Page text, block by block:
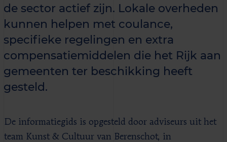
de sector actief zijn. Lokale overheden
kunnen helpen met coulance,
specifieke regelingen en extra
compensatiemiddelen die het Rijk aan
gemeenten ter beschikking heeft
gesteld.
De informatiegids is opgesteld door adviseurs uit het
team Kunst & Cultuur van Berenschot, in